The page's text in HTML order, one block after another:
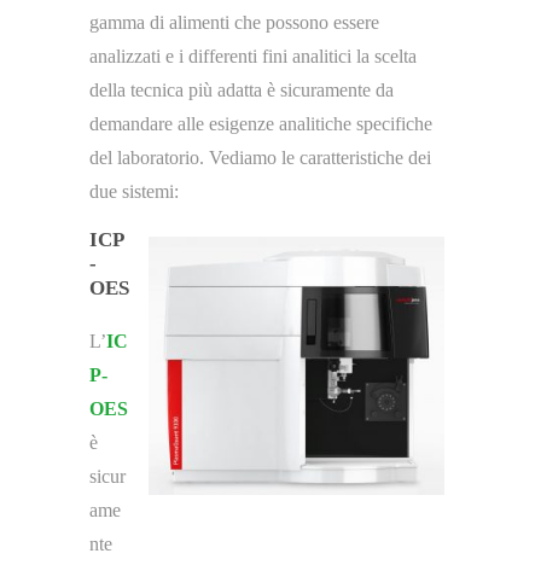
gamma di alimenti che possono essere
analizzati e i differenti fini analitici la scelta
della tecnica più adatta è sicuramente da
demandare alle esigenze analitiche specifiche
del laboratorio. Vediamo le caratteristiche dei
due sistemi:
ICP
-
OES
L’IC
P-
OES
è
sicur
ame
nte